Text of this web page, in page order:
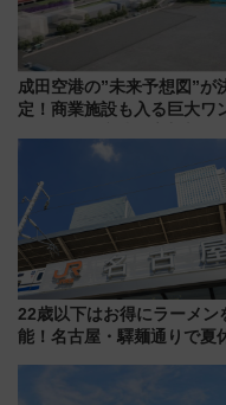
成田空港の”未来予想図”が
定！商業施設も入る巨大ワ
で新型特急が品川･羽田とを
ぶ！ JR空港駅は2面3線化
22歳以下はお得にラーメン
能！名古屋・驛麺通りで夏